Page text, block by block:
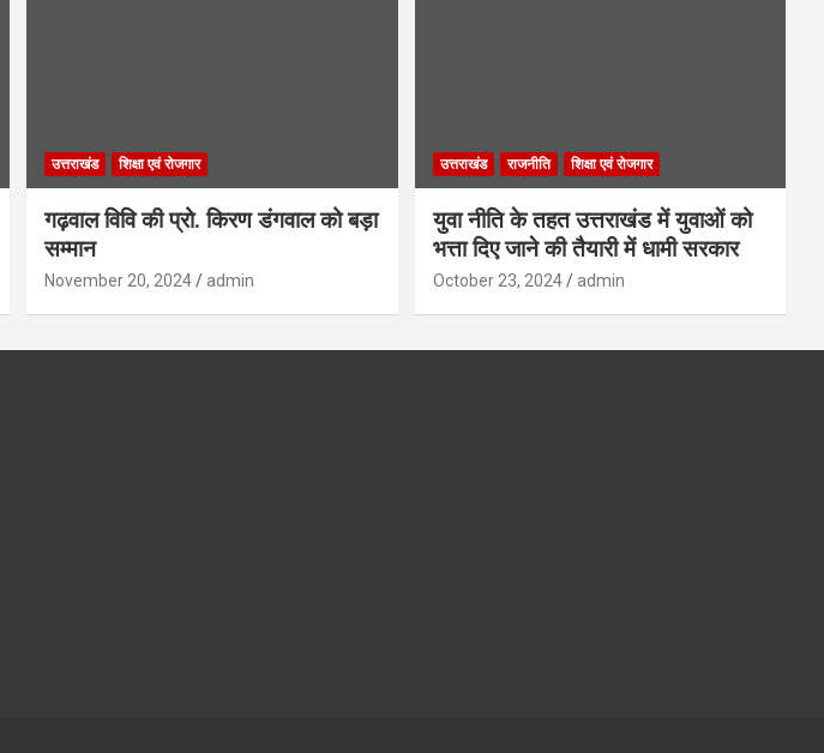
उत्तराखंड शिक्षा एवं रोजगार
गढ़वाल विवि की प्रो. किरण डंगवाल को बड़ा
सम्मान
November 20, 2024 admin
उत्तराखंड राजनीति शिक्षा एवं रोजगार
युवा नीति के तहत उत्तराखंड में युवाओं को
भत्ता दिए जाने की तैयारी में धामी सरकार
October 23, 2024 admin